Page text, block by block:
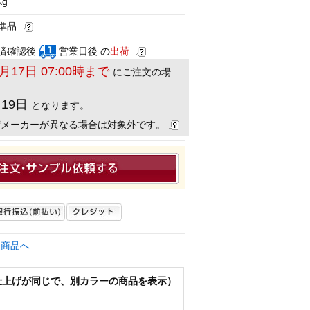
品
確認後 営業日後 の出荷
17日 07:00時まで にご注文の場
日
となります。
ーカーが異なる場合は対象外です。
品へ
げが同じで、別カラーの商品を表示）